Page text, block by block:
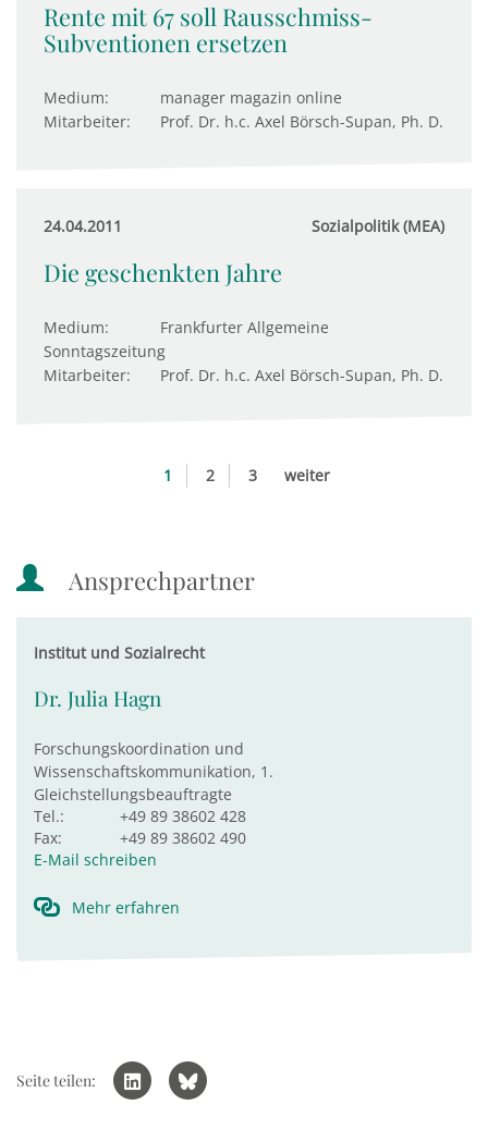
Rente mit 67 soll Rausschmiss-
Subventionen ersetzen
Medium:
manager magazin online
Mitarbeiter:
Prof. Dr. h.c. Axel Börsch-Supan, Ph. D.
24.04.2011 Sozialpolitik (MEA)
Die geschenkten Jahre
Medium:
Frankfurter Allgemeine
Sonntagszeitung
Mitarbeiter:
Prof. Dr. h.c. Axel Börsch-Supan, Ph. D.
1 2 3 weiter
Ansprechpartner
Institut und Sozialrecht
Dr. Julia Hagn
Forschungskoordination und
Wissenschaftskommunikation, 1.
Gleichstellungsbeauftragte
Tel.:
+49 89 38602 428
Fax:
+49 89 38602 490
E-Mail schreiben
Mehr erfahren
Seite teilen: